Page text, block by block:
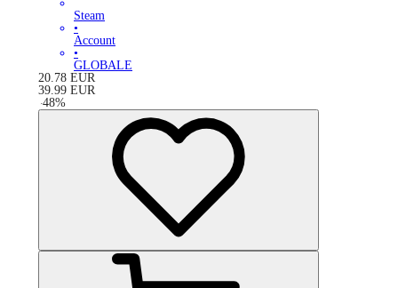
Steam
•
Account
•
GLOBALE
20.78 EUR
39.99 EUR
-48%